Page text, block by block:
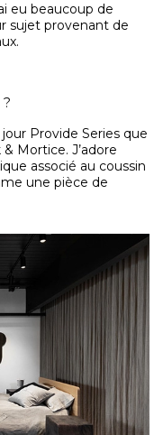
eu beaucoup de
sujet provenant de
Provide Series que
Mortice. J’adore
associé au coussin
une pièce de